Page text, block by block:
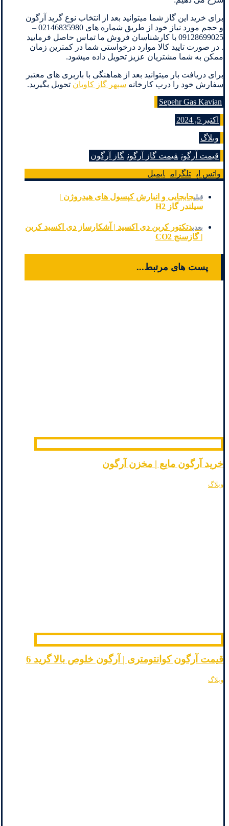
برای خرید این گاز شما میتوانید بعد از انتخاب نوع گرید آرگون
و حجم مورد نیاز خود از طریق شماره های 02146835980 –
09128699025 با کارشناسان فروش ما تماس حاصل فرمایید
. در صورت تایید کالا موارد درخواستی شما در کمترین زمان
ممکن به شما مشتریان عزیز تحویل داده میشود.
برای دریافت بار میتوانید بعد از هماهنگی با باربری های معتبر
سفارش خود را درب کارخانه سپهر گاز کاویان تحویل بگیرید.
Sepehr Gas Kavian
اکتبر 5, 2024
وبلاگ
قیمت آرگون قیمت گاز آرگون گاز آرگون
واتس اپ تلگرام ایمیل
قبلیجابجایی و انبارش کپسول های هیدروژن |
سیلندر گاز H2
بعدیدتکتور کربن دی اکسید | آشکارساز دی اکسید کربن
| گازسنج CO2
پست های مرتبط...
خرید آرگون مایع | مخزن آرگون
وبلاگ
قیمت آرگون کوانتومتری | آرگون خلوص بالا گرید 6
وبلاگ